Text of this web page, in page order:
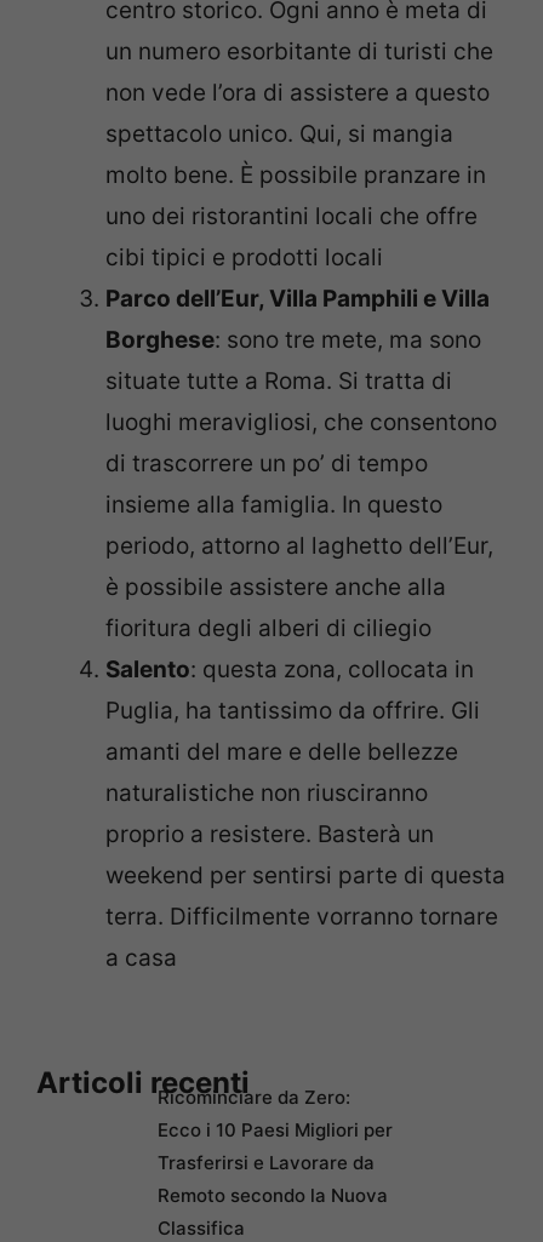
centro storico. Ogni anno è meta di
un numero esorbitante di turisti che
non vede l’ora di assistere a questo
spettacolo unico. Qui, si mangia
molto bene. È possibile pranzare in
uno dei ristorantini locali che offre
cibi tipici e prodotti locali
Parco dell’Eur, Villa Pamphili e Villa
Borghese: sono tre mete, ma sono
situate tutte a Roma. Si tratta di
luoghi meravigliosi, che consentono
di trascorrere un po’ di tempo
insieme alla famiglia. In questo
periodo, attorno al laghetto dell’Eur,
è possibile assistere anche alla
fioritura degli alberi di ciliegio
Salento: questa zona, collocata in
Puglia, ha tantissimo da offrire. Gli
amanti del mare e delle bellezze
naturalistiche non riusciranno
proprio a resistere. Basterà un
weekend per sentirsi parte di questa
terra. Difficilmente vorranno tornare
a casa
Articoli recentiRicominciare da Zero:
Ecco i 10 Paesi Migliori per
Trasferirsi e Lavorare da
Remoto secondo la Nuova
Classifica